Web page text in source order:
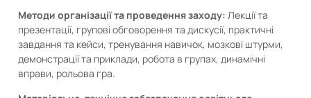
Методи організації та проведення заходу: Лекції та
презентації, групові обговорення та дискусії, практичні
завдання та кейси, тренування навичок, мозкові штурми,
демонстрації та приклади, робота в групах, динамічні
вправи, рольова гра.